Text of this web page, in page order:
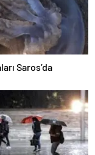
Saros’da